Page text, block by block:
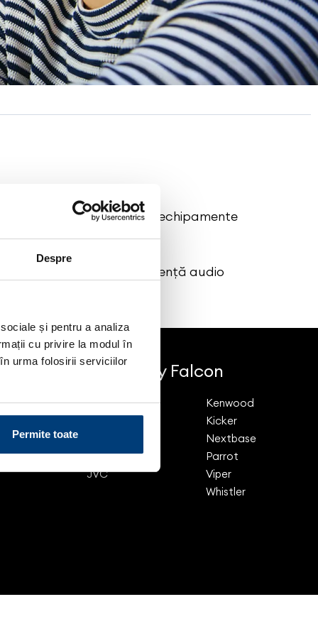
Despre
și pentru a analiza
cu privire la modul în
urma folosirii serviciilor
Permite toate
o gamă complexă de echipamente
utilizatorului o experiență audio
Brands by Falcon
Cobra
Genevo
JVC
Kenwood
Kicker
Nextbase
Parrot
Viper
Whistler